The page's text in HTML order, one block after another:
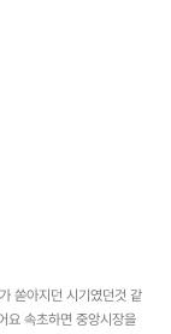
쏟아지던 시기였던것 같
요 속초하면 중앙시장을